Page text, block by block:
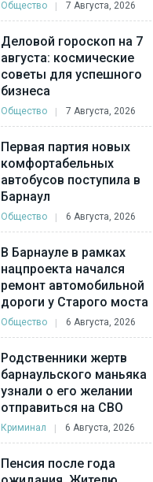
Общество 7 Августа, 2026
Деловой гороскоп на 7
августа: космические
советы для успешного
бизнеса
Общество 7 Августа, 2026
Первая партия новых
комфортабельных
автобусов поступила в
Барнаул
Общество 6 Августа, 2026
В Барнауле в рамках
нацпроекта начался
ремонт автомобильной
дороги у Старого моста
Общество 6 Августа, 2026
Родственники жертв
барнаульского маньяка
узнали о его желании
отправиться на СВО
Криминал 6 Августа, 2026
Пенсия после года